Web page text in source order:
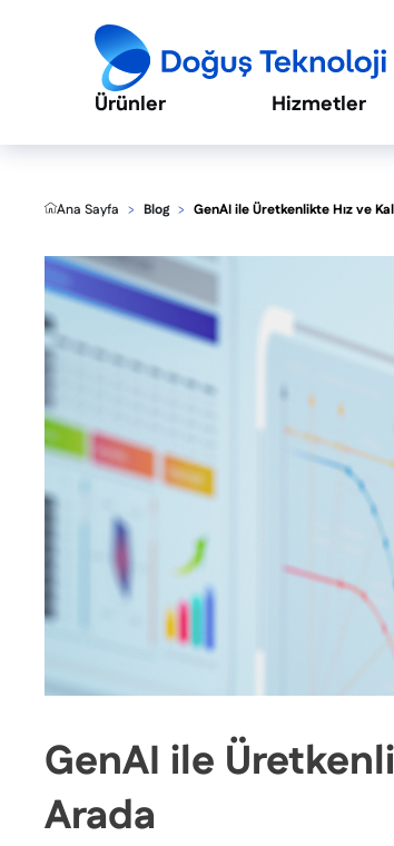
Ürünler Hizmetler
Ana Sayfa Blog GenAI ile Üretkenlikte Hız ve
GenAI ile
Arada